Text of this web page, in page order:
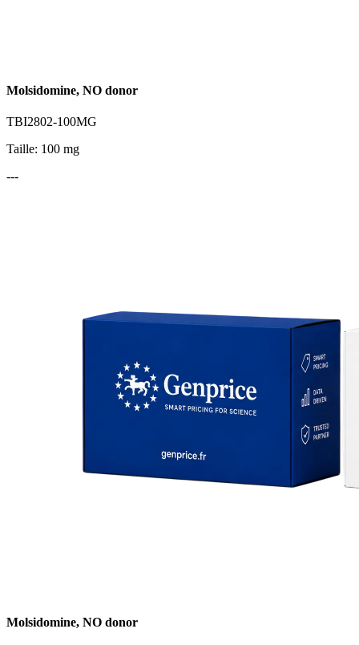
Molsidomine, NO donor
TBI2802-100MG
Taille: 100 mg
---
Molsidomine, NO donor